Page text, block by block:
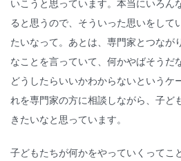
いこうと思っています。本当にいろん
ると思うので、そういった思いをして
たいなって。あとは、専門家とつなが
なことを言っていて、何かやばそうだ
どうしたらいいかわからないというケ
れを専門家の方に相談しながら、子ど
きたいなと思っています。
子どもたちが何かをやっていくってこ